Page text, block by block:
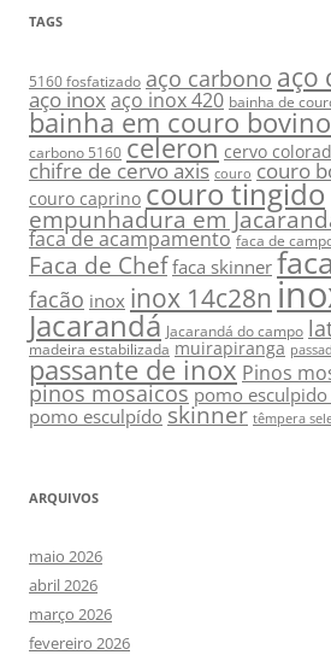
TAGS
5160 fosfatizado aço carbono aço
aço inoxaço inox 420 bainha de
bainha em couro
carbono 5160 celeron cervo
chifre de cervo axis couro couro
couro caprino couro tingido
empunhadura em
faca de acampamento faca de
Faca de Chef faca skinner
facão inox inox 14c28n
Jacarandá Jacarandá do campo
madeira estabilizada muirapiranga
passante de inox Pinos
pinos mosaicos pomo
pomo esculpído skinner têmpera
ARQUIVOS
maio 2026
abril 2026
março 2026
fevereiro 2026